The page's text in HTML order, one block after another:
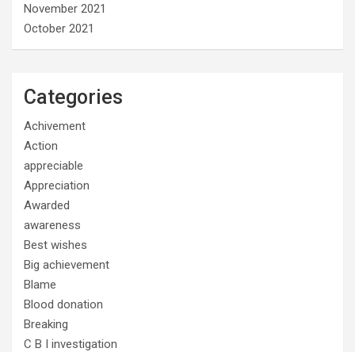
November 2021
October 2021
Categories
Achivement
Action
appreciable
Appreciation
Awarded
awareness
Best wishes
Big achievement
Blame
Blood donation
Breaking
C B I investigation